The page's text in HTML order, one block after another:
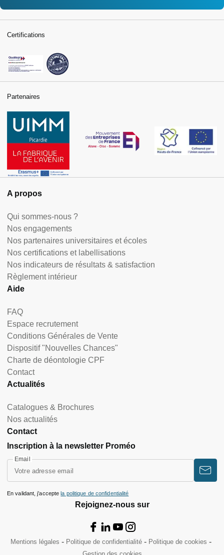
A propos
Qui sommes-nous ?
Nos engagements
Nos partenaires universitaires et écoles
Nos certifications et labellisations
Nos indicateurs de résultats & satisfaction
Règlement intérieur
Aide
FAQ
Espace recrutement
Conditions Générales de Vente
Dispositif "Nouvelles Chances"
Charte de déontologie CPF
Contact
Actualités
Catalogues & Brochures
Nos actualités
Contact
Rejoignez-nous sur
Inscription à la newsletter Proméo
Email
En validant, j’accepte la politique de confidentialité
Certifications
Partenaires
Mentions légales Politique de confidentialité
Politique de cookies